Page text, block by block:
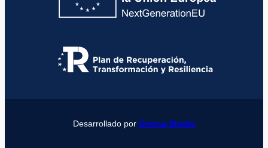
Desarrollado por Girona Studio